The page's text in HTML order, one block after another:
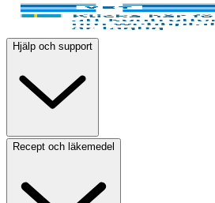
Hjälp och support
Recept och läkemedel